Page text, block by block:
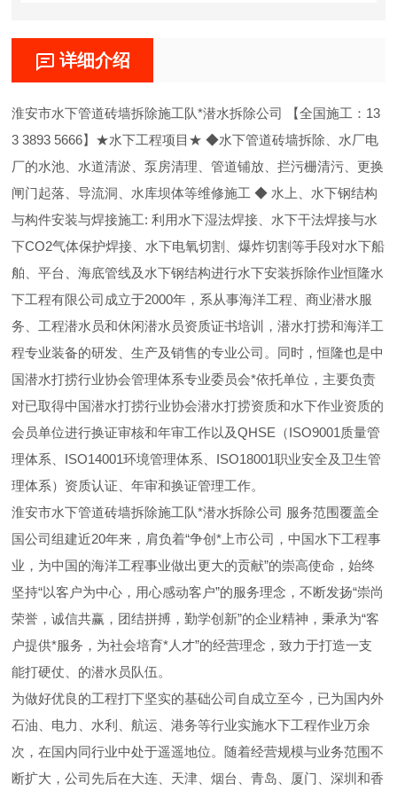
详细介绍
淮安市水下管道砖墙拆除施工队*潜水拆除公司 【全国施工：13
3 3893 5666】★水下工程项目★ ◆水下管道砖墙拆除、水厂电
厂的水池、水道清淤、泵房清理、管道铺放、拦污栅清污、更换
闸门起落、导流洞、水库坝体等维修施工 ◆ 水上、水下钢结构
与构件安装与焊接施工: 利用水下湿法焊接、水下干法焊接与水
下CO2气体保护焊接、水下电氧切割、爆炸切割等手段对水下船
舶、平台、海底管线及水下钢结构进行水下安装拆除作业恒隆水
下工程有限公司成立于2000年，系从事海洋工程、商业潜水服
务、工程潜水员和休闲潜水员资质证书培训，潜水打捞和海洋工
程专业装备的研发、生产及销售的专业公司。同时，恒隆也是中
国潜水打捞行业协会管理体系专业委员会*依托单位，主要负责
对已取得中国潜水打捞行业协会潜水打捞资质和水下作业资质的
会员单位进行换证审核和年审工作以及QHSE（ISO9001质量管
理体系、ISO14001环境管理体系、ISO18001职业安全及卫生管
理体系）资质认证、年审和换证管理工作。
淮安市水下管道砖墙拆除施工队*潜水拆除公司 服务范围覆盖全
国公司组建近20年来，肩负着“争创*上市公司，中国水下工程事
业，为中国的海洋工程事业做出更大的贡献”的崇高使命，始终
坚持“以客户为中心，用心感动客户”的服务理念，不断发扬“崇尚
荣誉，诚信共赢，团结拼搏，勤学创新”的企业精神，秉承为“客
户提供*服务，为社会培育*人才”的经营理念，致力于打造一支
能打硬仗、的潜水员队伍。
为做好优良的工程打下坚实的基础公司自成立至今，已为国内外
石油、电力、水利、航运、港务等行业实施水下工程作业万余
次，在国内同行业中处于遥遥地位。随着经营规模与业务范围不
断扩大，公司先后在大连、天津、烟台、青岛、厦门、深圳和香